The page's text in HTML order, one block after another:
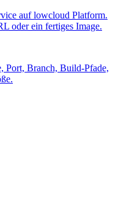
auf lowcloud Platform.
oder ein fertiges Image.
Port, Branch, Build-Pfade,